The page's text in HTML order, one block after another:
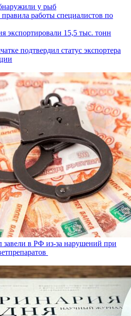
у рыб
работы специалистов по
экспортировали 15,5 тыс. тонн
подтвердил статус экспортера
завели в РФ из-за нарушений при